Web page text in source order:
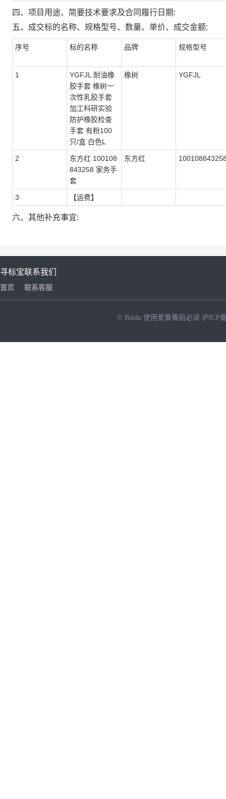
四、项目用途、简要技术要求及合同履行日期:
五、成交标的名称、规格型号、数量、单价、成交金额:
序号 标的名称 品牌 规格型号
1
YGFJL 耐油橡
胶手套 橡树一
次性乳胶手套
加工科研实验
防护橡胶检查
手套 有粉100
只/盒 白色L
橡树 YGFJL
2
东方红 100108
843258 家务手
套
东方红
3 【运费】
六、其他补充事宜:
寻标宝
首页
联系我们
联系客服
© Baidu 使用爱番番前必读 沪ICP